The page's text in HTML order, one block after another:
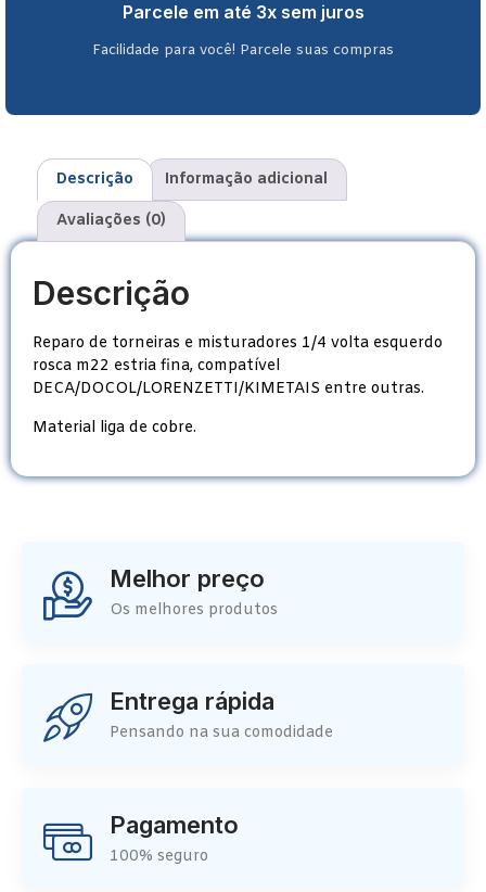
Parcele em até 3x sem juros
Facilidade para você! Parcele suas compras
Descrição Informação adicional
Avaliações (0)
Descrição
Reparo de torneiras e misturadores 1/4 volta esquerdo
rosca m22 estria fina, compatível
DECA/DOCOL/LORENZETTI/KIMETAIS entre outras.
Material liga de cobre.
Melhor preço
Os melhores produtos
Entrega rápida
Pensando na sua comodidade
Pagamento
100% seguro